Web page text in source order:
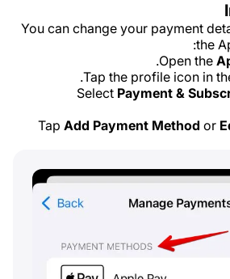
You can change your payment
the
Open the
Tap the profile icon in
Select Payment &
Tap Add Payment Method or